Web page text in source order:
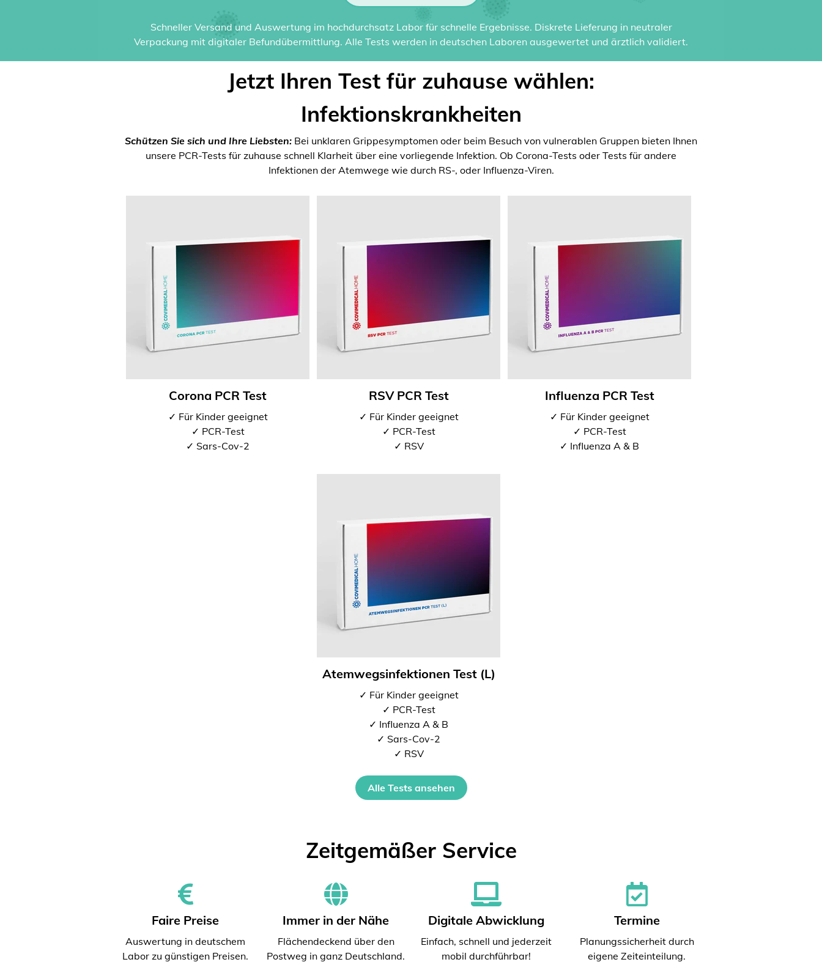
Schneller Versand und Auswertung im hochdurchsatz Labor für schnelle Ergebnisse. Diskrete Lieferung in neutraler
Verpackung mit digitaler Befundübermittlung. Alle Tests werden in deutschen Laboren ausgewertet und ärztlich validiert.
Jetzt Ihren Test für zuhause wählen:
Infektionskrankheiten
Schützen Sie sich und Ihre Liebsten: Bei unklaren Grippesymptomen oder beim Besuch von vulnerablen Gruppen bieten Ihnen
unsere PCR-Tests für zuhause schnell Klarheit über eine vorliegende Infektion. Ob Corona-Tests oder Tests für andere
Infektionen der Atemwege wie durch RS-, oder Influenza-Viren.
Corona PCR Test
✓ Für Kinder geeignet
✓ PCR-Test
✓ Sars-Cov-2
RSV PCR Test
✓ Für Kinder geeignet
✓ PCR-Test
✓ RSV
Influenza PCR Test
✓ Für Kinder geeignet
✓ PCR-Test
✓ Influenza A & B
Atemwegsinfektionen Test (L)
✓ Für Kinder geeignet
✓ PCR-Test
✓ Influenza A & B
✓ Sars-Cov-2
✓ RSV
Alle Tests ansehen
Zeitgemäßer Service
Faire Preise
Auswertung in deutschem
Labor zu günstigen Preisen.
Immer in der Nähe
Flächendeckend über den
Postweg in ganz Deutschland.
Digitale Abwicklung
Einfach, schnell und jederzeit
mobil durchführbar!
Termine
Planungssicherheit durch
eigene Zeiteinteilung.